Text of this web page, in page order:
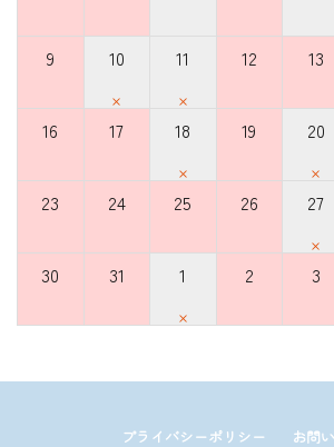
9 10
×
11
×
12 13
16 17 18
×
19 20
×
23 24 25 26 27
×
30 31 1
×
2 3
プライバシーポリシー お問